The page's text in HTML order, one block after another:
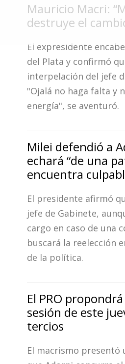
Mauricio Macri:
destruye el
El expresidente
del Plata y confirmó
interpelación del jefe
"Ojalá no haga falta y
energía", se aventuró.
Milei defendió a
echará “de una
encuentra
El presidente afirmó
jefe de Gabinete,
cargo en caso de una
buscará la reelección
de la política.
El PRO
sesión de este
tercios
El macrismo presentó